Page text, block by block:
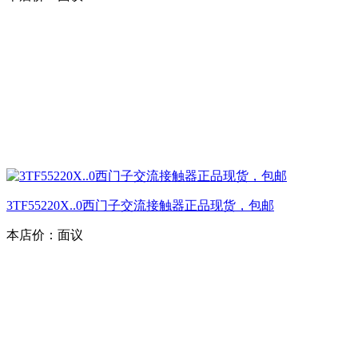
3TF55220X..0西门子交流接触器正品现货，包邮
本店价： 面议